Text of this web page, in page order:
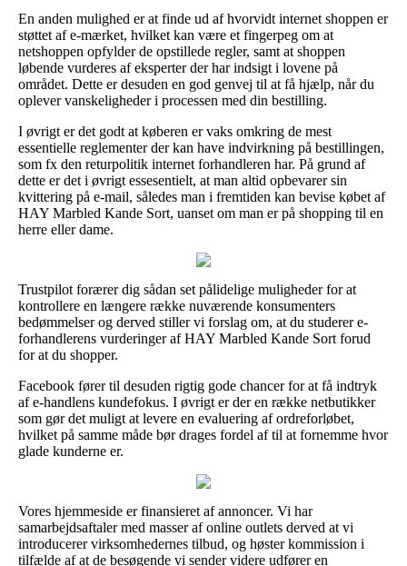
En anden mulighed er at finde ud af hvorvidt internet shoppen er
støttet af e-mærket, hvilket kan være et fingerpeg om at
netshoppen opfylder de opstillede regler, samt at shoppen
løbende vurderes af eksperter der har indsigt i lovene på
området. Dette er desuden en god genvej til at få hjælp, når du
oplever vanskeligheder i processen med din bestilling.
I øvrigt er det godt at køberen er vaks omkring de mest
essentielle reglementer der kan have indvirkning på bestillingen,
som fx den returpolitik internet forhandleren har. På grund af
dette er det i øvrigt essesentielt, at man altid opbevarer sin
kvittering på e-mail, således man i fremtiden kan bevise købet af
HAY Marbled Kande Sort, uanset om man er på shopping til en
herre eller dame.
Trustpilot forærer dig sådan set pålidelige muligheder for at
kontrollere en længere række nuværende konsumenters
bedømmelser og derved stiller vi forslag om, at du studerer e-
forhandlerens vurderinger af HAY Marbled Kande Sort forud
for at du shopper.
Facebook fører til desuden rigtig gode chancer for at få indtryk
af e-handlens kundefokus. I øvrigt er der en række netbutikker
som gør det muligt at levere en evaluering af ordreforløbet,
hvilket på samme måde bør drages fordel af til at fornemme hvor
glade kunderne er.
Vores hjemmeside er finansieret af annoncer. Vi har
samarbejdsaftaler med masser af online outlets derved at vi
introducerer virksomhedernes tilbud, og høster kommission i
tilfælde af at de besøgende vi sender videre udfører en